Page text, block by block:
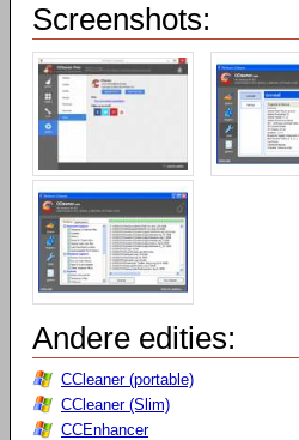
Screenshots:
Andere edities:
CCleaner (portable)
CCleaner (Slim)
CCEnhancer